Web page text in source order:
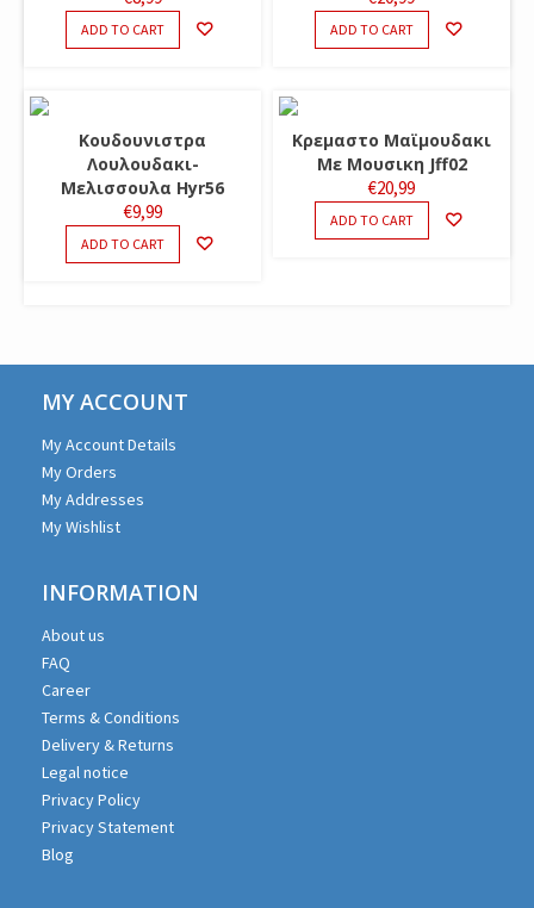
ADD TO CART ADD TO CART
Κουδουνιστρα
Λουλουδακι-
Μελισσουλα Hyr56
€9,99
ADD TO CART
Κρεμαστο Μαϊμουδακι
Με Μουσικη Jff02
€20,99
ADD TO CART
MY ACCOUNT
My Account Details
My Orders
My Addresses
My Wishlist
INFORMATION
About us
FAQ
Career
Terms & Conditions
Delivery & Returns
Legal notice
Privacy Policy
Privacy Statement
Blog